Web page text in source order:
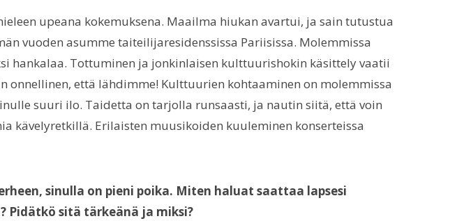
upeana kokemuksena. Maailma hiukan avartui, ja sain tutustua
vuoden asumme taiteilijaresidenssissa Pariisissa. Molemmissa
hankalaa. Tottuminen ja jonkinlaisen kulttuurishokin käsittely vaatii
onnellinen, että lähdimme! Kulttuurien kohtaaminen on molemmissa
suuri ilo. Taidetta on tarjolla runsaasti, ja nautin siitä, että voin
kävelyretkillä. Erilaisten muusikoiden kuuleminen konserteissa
sinulla on pieni poika. Miten haluat saattaa lapsesi
Pidätkö sitä tärkeänä ja miksi?